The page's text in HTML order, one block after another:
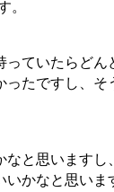
。
ていたらど
たですし、
と思います
かなと思い